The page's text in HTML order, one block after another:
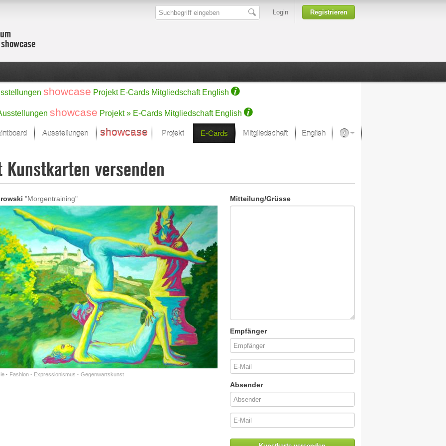
Login Registrieren
showcase Projekt E-Cards Mitgliedschaft English
showcase Projekt » E-Cards Mitgliedschaft English
im Fokus
Auswahl
Malerei
Skulptur/Plastik
Grafik
Fotografie
Ausstellungen showcase Projekt
Ein Künstlerförderprojekt von Samsung
E-Cards Mitgliedschaft English
Kunsthäuser
Kunstkarten versenden
"Morgentraining"
· Fashion · Expressionismus · Gegenwartskunst
Mitteilung/Grüsse
Empfänger
Absender